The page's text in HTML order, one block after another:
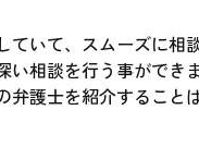
ていて、スムーズに相
相談を行う事ができま
弁護士を紹介すること